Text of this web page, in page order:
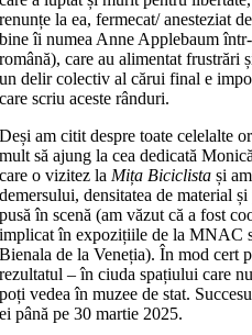
renunțe la ea, fermecat/ anesteziat
bine îi numea Anne Applebaum
română), care au alimentat frustrări
un delir colectiv al cărui final e
care scriu aceste rânduri.
Deși am citit despre toate celelalte
mult să ajung la cea dedicată
care o vizitez laMița Biciclista și
demersului, densitatea de material
pusă în scenă (am văzut că a fost
implicat în expozițiile de la MNAC
Bienala de la Veneția). În mod cert
rezultatul – în ciuda spațiului care
poți vedea în muzee de stat.
ei până pe 30 martie 2025.